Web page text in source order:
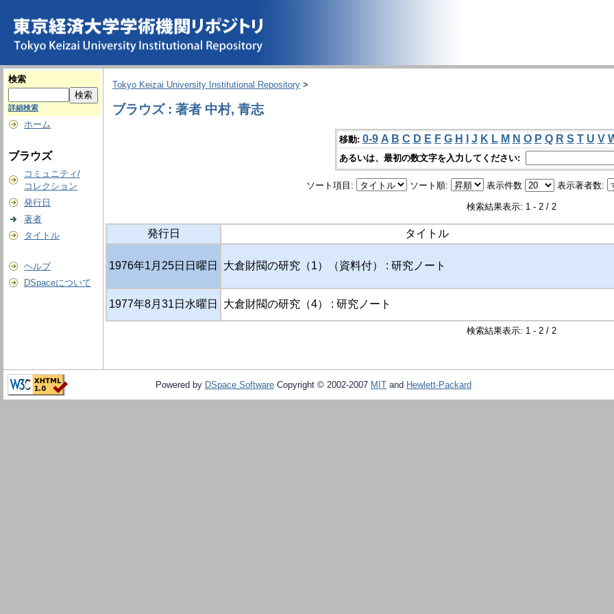
検索
詳細検索
ホーム
ブラウズ
コミュニティ/
コレクション
発行日
著者
タイトル
ヘルプ
DSpaceについて
Tokyo Keizai University Institutional Repository >
ブラウズ : 著者 中村, 青志
移動: 0-9 A B C D E F G H J K L M N O P Q R S T U V
あるいは、最初の数文字を入力してください:
ソート項目: ソート順: 表示件数 表示著者数:
検索結果表示: 1 - 2 / 2
発行日 タイトル
1976年1月25日日曜日 大倉財閥の研究（1）（資料付） : 研究ノート
1977年8月31日水曜日 大倉財閥の研究（4） : 研究ノート
検索結果表示: 1 - 2 / 2
Powered by DSpace Software Copyright © 2002-2007 MIT and Hewlett-Packard